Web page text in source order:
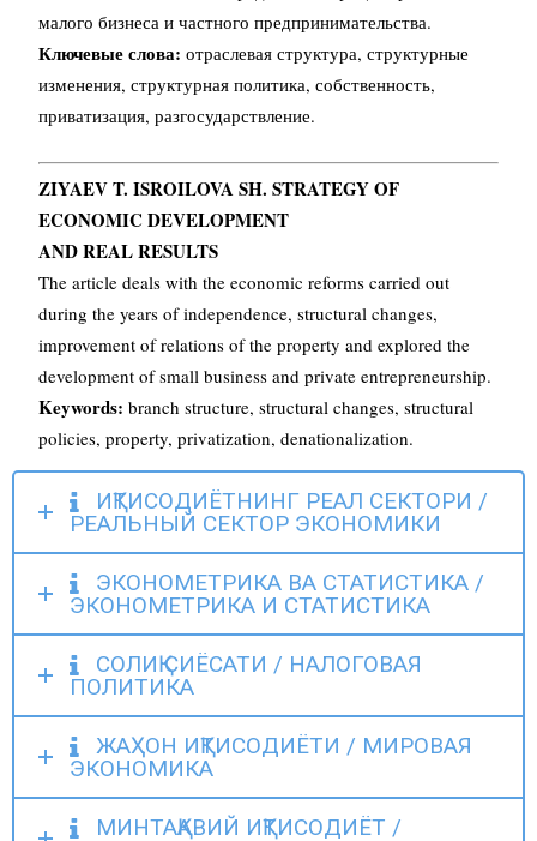
малого бизнеса и частного предпринимательства.
Ключевые слова: отраслевая структура, структурные
изменения, структурная политика, собственность,
приватизация, разгосударствление.
ZIYAEV T. ISROILOVA SH. STRATEGY OF
ECONOMIC DEVELOPMENT
AND REAL RESULTS
The article deals with the economic reforms carried out
during the years of independence, structural changes,
improvement of relations of the property and explored the
development of small business and private entrepreneurship.
Keywords: branch structure, structural changes, structural
policies, property, privatization, denationalization.
ИҚТИСОДИЁТНИНГ РЕАЛ СЕКТОРИ /
РЕАЛЬНЫЙ СЕКТОР ЭКОНОМИКИ
ЭКОНОМЕТРИКА ВА СТАТИСТИКА /
ЭКОНОМЕТРИКА И СТАТИСТИКА
СОЛИҚ СИЁСАТИ / НАЛОГОВАЯ
ПОЛИТИКА
ЖАҲОН ИҚТИСОДИЁТИ / МИРОВАЯ
ЭКОНОМИКА
МИНТАҚАВИЙ ИҚТИСОДИЁТ /